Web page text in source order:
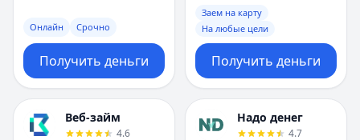
Онлайн Срочно
Получить деньги
Заем на карту
На любые цели
Получить деньги
Веб-займ
4.6
Надо денег
4.7